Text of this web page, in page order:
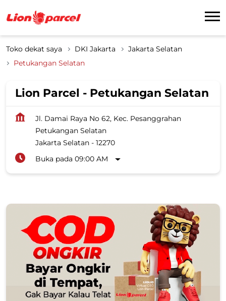
Toko dekat saya DKI Jakarta
Jakarta Selatan
Petukangan Selatan
Lion Parcel - Petukangan Selatan
Jl. Damai Raya No 62, Kec. Pesanggrahan
Petukangan Selatan
Jakarta Selatan - 12270
Buka pada 09:00 AM